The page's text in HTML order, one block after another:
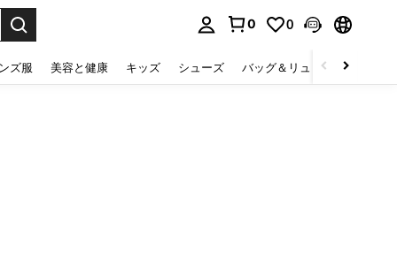
0 0
ズ服 美容と健康 キッズ シューズ バッグ＆リュック